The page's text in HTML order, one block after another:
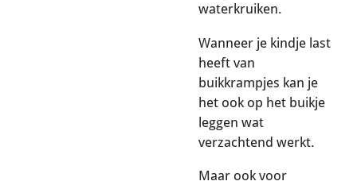
waterkruiken.
Wanneer je kindje last
heeft van
buikkrampjes kan je
het ook op het buikje
leggen wat
verzachtend werkt.
Maar ook voor